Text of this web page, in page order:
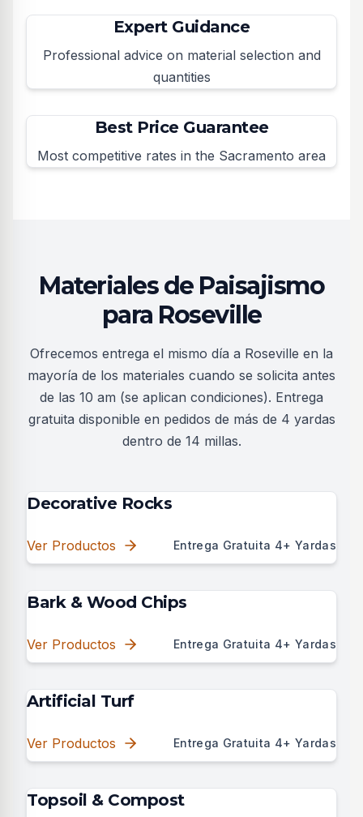
Expert Guidance
Professional advice on material selection and
quantities
Best Price Guarantee
Most competitive rates in the Sacramento area
Materiales de Paisajismo
para Roseville
Ofrecemos entrega el mismo día a Roseville en la
mayoría de los materiales cuando se solicita antes
de las 10 am (se aplican condiciones). Entrega
gratuita disponible en pedidos de más de 4 yardas
dentro de 14 millas.
Decorative Rocks
Ver Productos Entrega Gratuita 4+ Yardas
Bark & Wood Chips
Ver Productos Entrega Gratuita 4+ Yardas
Artificial Turf
Ver Productos Entrega Gratuita 4+ Yardas
Topsoil & Compost